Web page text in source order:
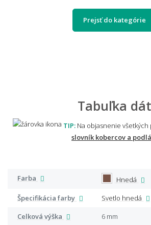
Prejsť do kategórie
Tabuľka dát
TIP: Na objasnenie
slovník kobercov a
Farba
Hnedá
Špecifikácia farby
Svetlo hnedá
Celková výška
6 mm